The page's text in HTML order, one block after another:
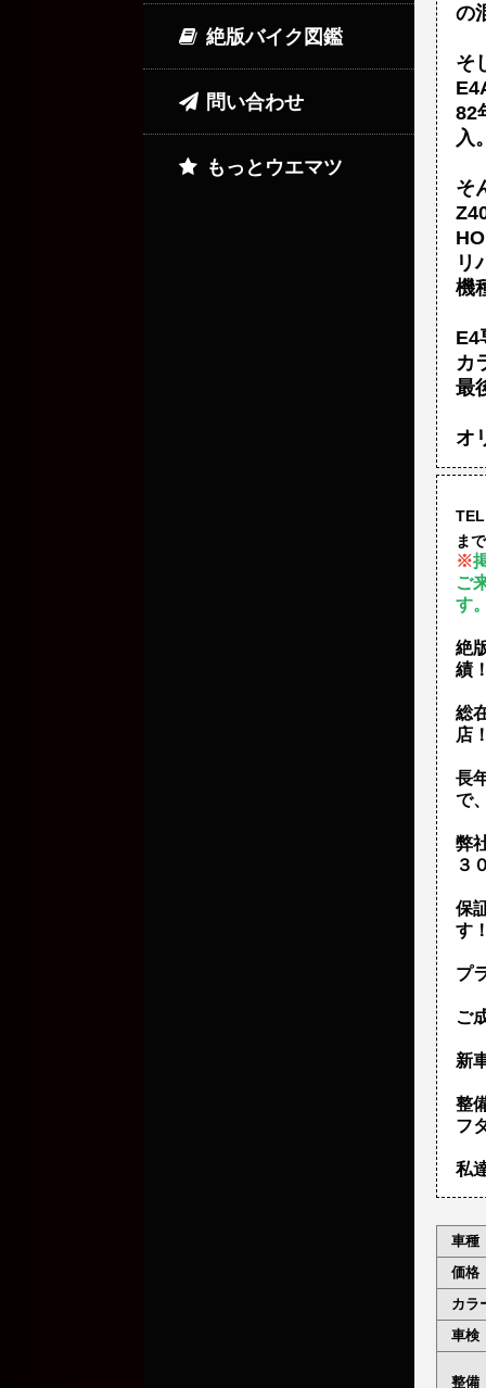
の
そ
82
入
そ
リ
機
E4
カ
最
オ
ま
※
ご
す
絶
績
総
店
長
で
弊
３
保
す
プ
ご
新
整
フ
私
車種
価格
カラ
車検
整備
絶版バイク図鑑
問い合わせ
もっとウエマツ